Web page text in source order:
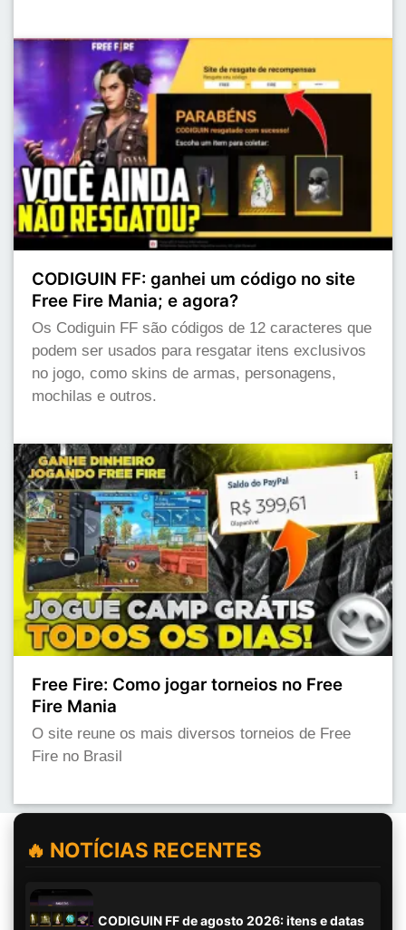
CODIGUIN FF: ganhei um código no site
Free Fire Mania; e agora?
Os Codiguin FF são códigos de 12 caracteres que
podem ser usados para resgatar itens exclusivos
no jogo, como skins de armas, personagens,
mochilas e outros.
Free Fire: Como jogar torneios no Free
Fire Mania
O site reune os mais diversos torneios de Free
Fire no Brasil
🔥 NOTÍCIAS RECENTES
CODIGUIN FF de agosto 2026: itens e datas